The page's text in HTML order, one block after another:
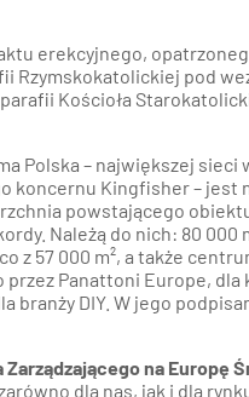
erekcyjnego,
Rzymskokatolickiej pod
Kościoła
Polska – największej
koncernu Kingfisher –
powstającego
Należą do nich: 80 000
z 57 000 m², a także
przez Panattoni Europe,
branży DIY. W jego
na Europę
dla nas, jak i dla